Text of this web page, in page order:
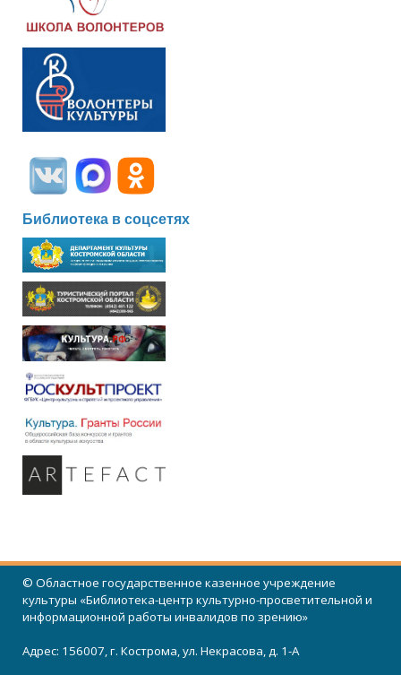
Библиотека в соцсетях
© Областное государственное казенное учреждение
культуры «Библиотека-центр культурно-просветительной и
информационной работы инвалидов по зрению»
Адрес: 156007, г. Кострома, ул. Некрасова, д. 1-А